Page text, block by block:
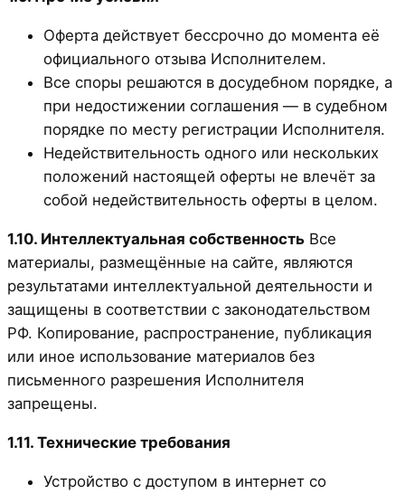
Оферта действует бессрочно до момента её
официального отзыва Исполнителем.
Все споры решаются в досудебном порядке, а
при недостижении соглашения — в судебном
порядке по месту регистрации Исполнителя.
Недействительность одного или нескольких
положений настоящей оферты не влечёт за
собой недействительность оферты в целом.
1.10. Интеллектуальная собственность Все
материалы, размещённые на сайте, являются
результатами интеллектуальной деятельности и
защищены в соответствии с законодательством
РФ. Копирование, распространение, публикация
или иное использование материалов без
письменного разрешения Исполнителя
запрещены.
1.11. Технические требования
Устройство с доступом в интернет со